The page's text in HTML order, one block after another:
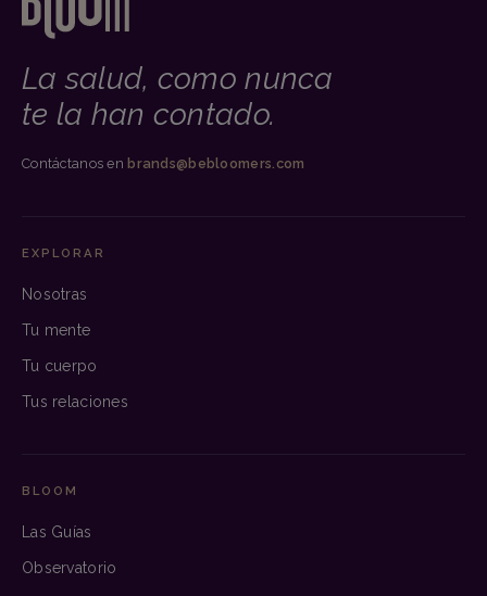
La salud, como nunca
te la han contado.
Contáctanos en brands@bebloomers.com
EXPLORAR
Nosotras
Tu mente
Tu cuerpo
Tus relaciones
BLOOM
Las Guías
Observatorio